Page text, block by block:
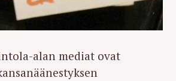
alan mediat ovat